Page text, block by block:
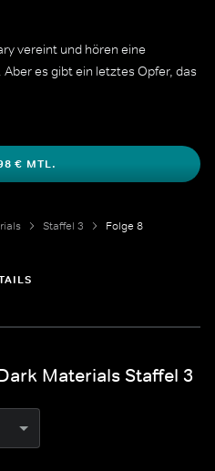
vereint und hören eine
es gibt ein letztes Opfer, das
€ MTL.
Staffel 3 Folge 8
Materials Staffel 3